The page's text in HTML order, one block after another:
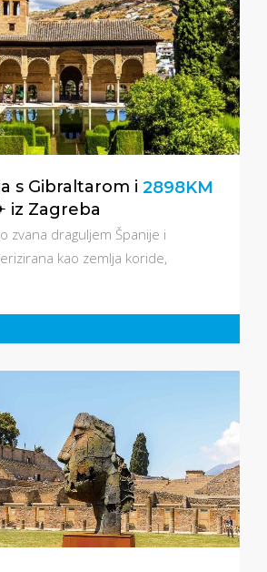
s Gibraltarom i
iz Zagreba
2898KM
zvana draguljem Španije i
kao zemlja koride,